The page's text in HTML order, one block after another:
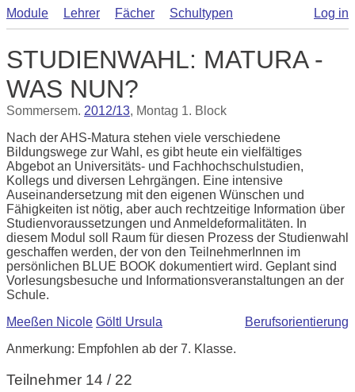
Module Lehrer Fächer Schultypen Log in
STUDIENWAHL: MATURA -
WAS NUN?
Sommersem. 2012/13, Montag 1. Block
Nach der AHS-Matura stehen viele verschiedene
Bildungswege zur Wahl, es gibt heute ein vielfältiges
Abgebot an Universitäts- und Fachhochschulstudien,
Kollegs und diversen Lehrgängen. Eine intensive
Auseinandersetzung mit den eigenen Wünschen und
Fähigkeiten ist nötig, aber auch rechtzeitige Information über
Studienvoraussetzungen und Anmeldeformalitäten. In
diesem Modul soll Raum für diesen Prozess der Studienwahl
geschaffen werden, der von den TeilnehmerInnen im
persönlichen BLUE BOOK dokumentiert wird. Geplant sind
Vorlesungsbesuche und Informationsveranstaltungen an der
Schule.
Berufsorientierung
Meeßen Nicole Göltl Ursula
Anmerkung: Empfohlen ab der 7. Klasse.
Teilnehmer 14 / 22